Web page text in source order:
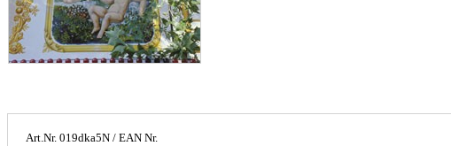
Art.Nr. 019dka5N / EAN Nr.